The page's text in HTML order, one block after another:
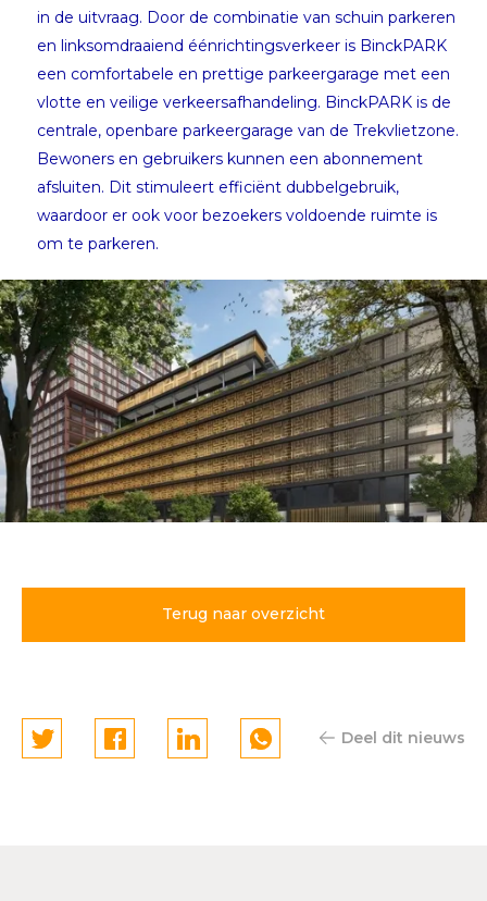
in de uitvraag. Door de combinatie van schuin parkeren
en linksomdraaiend éénrichtingsverkeer is BinckPARK
een comfortabele en prettige parkeergarage met een
vlotte en veilige verkeersafhandeling. BinckPARK is de
centrale, openbare parkeergarage van de Trekvlietzone.
Bewoners en gebruikers kunnen een abonnement
afsluiten. Dit stimuleert efficiënt dubbelgebruik,
waardoor er ook voor bezoekers voldoende ruimte is
om te parkeren.
voor parkeergarage
BinckPARK
Terug naar overzicht
Deel dit nieuws